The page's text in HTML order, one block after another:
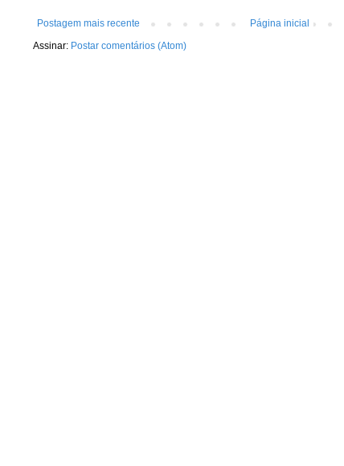
Postagem mais recente
Página inicial
Assinar: Postar comentários (Atom)